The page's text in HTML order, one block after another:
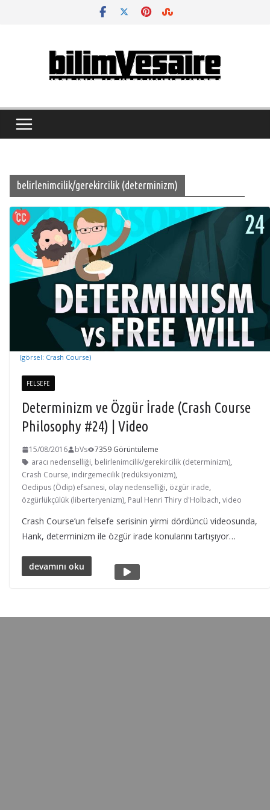
belirlenimcilik/gerekircilik (determinizm)
(görsel: Crash Course)
FELSEFE
Determinizm ve Özgür İrade (Crash Course
Philosophy #24) | Video
15/08/2016 bVs
7359 Görüntüleme
aracı nedenselliği, belirlenimcilik/gerekircilik (determinizm),
Crash Course, indirgemecilik (redüksiyonizm),
Oedipus (Ödip) efsanesi, olay nedenselliği, özgür irade,
özgürlükçülük (liberteryenizm), Paul Henri Thiry d'Holbach, video
Crash Course’un felsefe serisinin yirmi dördüncü videosunda,
Hank, determinizm ile özgür irade konularını tartışıyor…
devamını oku